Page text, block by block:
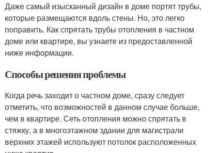
Даже самый изысканный дизайн в доме портят трубы,
которые размещаются вдоль стены. Но, это легко
поправить. Как спрятать трубы отопления в частном
доме или квартире, вы узнаете из предоставленной
ниже информации.
Способы решения проблемы
Когда речь заходит о частном доме, сразу следует
отметить, что возможностей в данном случае больше,
чем в квартире. Сеть отопления можно спрятать в
стяжку, а в многоэтажном здании для магистрали
верхних этажей используют потолок расположенных